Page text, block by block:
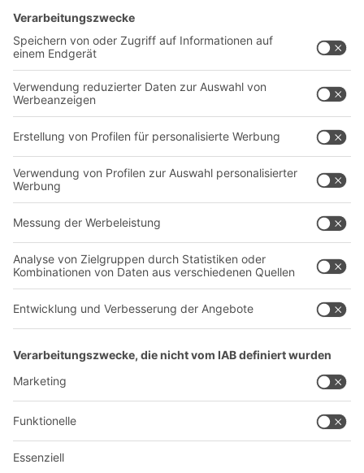
Lösungen
Intralogistiklösungen
Behältersysteme
Regalsysteme
Transportsysteme
Dienstleistungen
Kontaktformular
Unternehmen
Über uns
Produktionsstandorte
Karriere
Follow us
YOUR LIFE.
+49 (6753) 122-922